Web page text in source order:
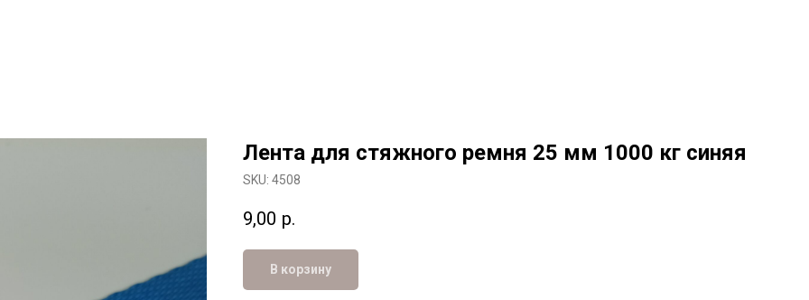
Лента для стяжного ремня 25 мм 1000 кг синяя
SKU: 4508
9,00 р.
В корзину